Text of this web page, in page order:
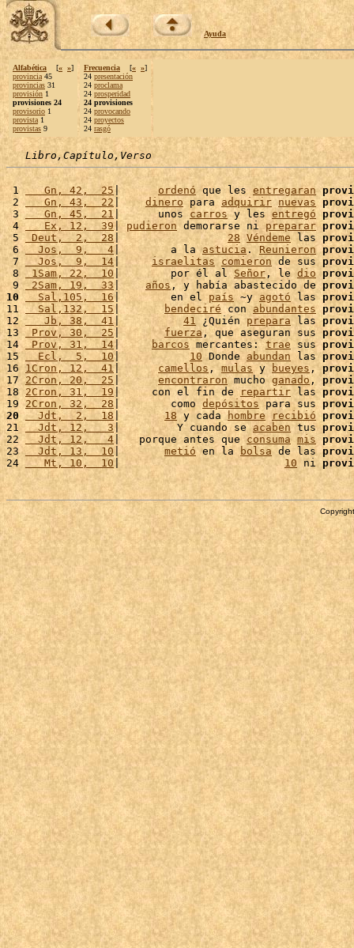
Ayuda
Alfabética [« »]
provincia 45
provincias 31
provisión 1
provisiones 24
provisorio 1
provista 1
provistas 9
Frecuencia [« »]
24 presentación
24 proclama
24 prosperidad
24 provisiones
24 provocando
24 proyectos
24 rasgó
Libro,Capítulo,Verso
1
   Gn, 42,  25
| ordenó que les entregaran
2
   Gn, 43,  22
| dinero para adquirir nuevas
3
   Gn, 45,  21
|      unos carros y les entregó
4
   Ex, 12,  39
| pudieron demorarse ni preparar
5
Deut,  2,  28 | 28 Véndeme las
6
  Jos,  9,   4
|        a la astucia . Reunieron
7
  Jos,  9,  14
| israelitas comieron de sus
8
1Sam, 22,  10 |        por él al Señor, le dio
9 2Sam, 19,  33 | años, y había abastecido de
10
  Sal,105,  16
|        en el país ~y agotó las
11
  Sal,132,  15
| bendeciré con abundantes
12
   Jb, 38,  41
| 41 ¿Quién prepara las
13
Prov, 30,  25| fuerza, que aseguran sus
14 Prov, 31,  14| barcos mercantes: trae sus
15
  Ecl,  5,  10
| 10 Donde abundan las
16 1Cron, 12,  41| camellos, mulas y bueyes ,
17 2Cron, 20,  25 | encontraron mucho ganado ,
18 2Cron, 31,  19 |     con el fin de repartir las
19 2Cron, 32,  28 |        como depósitos para sus
20
  Jdt,  2,  18
| 18 y cada hombre recibió
21
  Jdt, 12,   3
|         Y cuando se acaben tus
22
  Jdt, 12,   4
|   porque antes que consuma mis
23
  Jdt, 13,  10
| metió en la bolsa de las
24
   Mt, 10,  10
| 10 ni